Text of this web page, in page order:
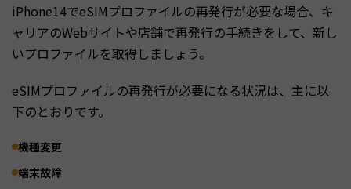
iPhone14でeSIMプロファイルの再発行が必要な場合、キ
ャリアのWebサイトや店舗で再発行の手続きをして、新し
いプロファイルを取得しましょう。
eSIMプロファイルの再発行が必要になる状況は、主に以
下のとおりです。
機種変更
端末故障